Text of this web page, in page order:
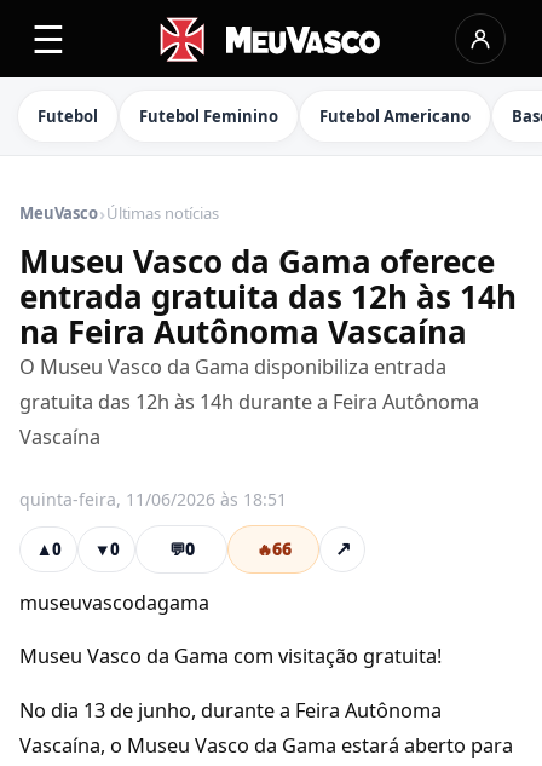
☰
Futebol Futebol Feminino Futebol Americano
MeuVasco›Últimas notícias
Museu Vasco da Gama oferece
entrada gratuita das 12h às 14h
na Feira Autônoma Vascaína
O Museu Vasco da Gama disponibiliza entrada
gratuita das 12h às 14h durante a Feira Autônoma
Vascaína
quinta-feira, 11/06/2026 às 18:51
▲0 ▼0 💬0 🔥66 ↗
museuvascodagama
Museu Vasco da Gama com visitação gratuita!
No dia 13 de junho, durante a Feira Autônoma
Vascaína, o Museu Vasco da Gama estará aberto para